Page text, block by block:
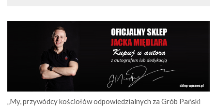
„My, przywódcy kościołów odpowiedzialnych za Grób Pański